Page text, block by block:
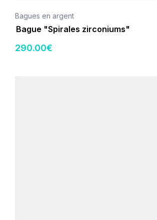
Bagues en argent
Bague "Spirales zirconiums"
290.00€